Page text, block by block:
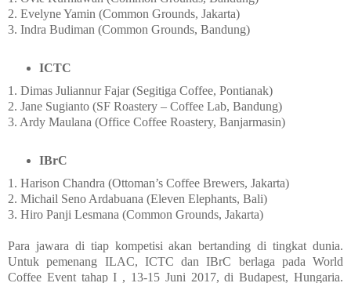
2. Evelyne Yamin (Common Grounds, Jakarta)
3. Indra Budiman (Common Grounds, Bandung)
ICTC
1. Dimas Juliannur Fajar (Segitiga Coffee, Pontianak)
2. Jane Sugianto (SF Roastery – Coffee Lab, Bandung)
3. Ardy Maulana (Office Coffee Roastery, Banjarmasin)
IBrC
1. Harison Chandra (Ottoman’s Coffee Brewers, Jakarta)
2. Michail Seno Ardabuana (Eleven Elephants, Bali)
3. Hiro Panji Lesmana (Common Grounds, Jakarta)
Para jawara di tiap kompetisi akan bertanding di tingkat dunia.
Untuk pemenang ILAC, ICTC dan IBrC berlaga pada World
Coffee Event tahap I , 13-15 Juni 2017, di Budapest, Hungaria.